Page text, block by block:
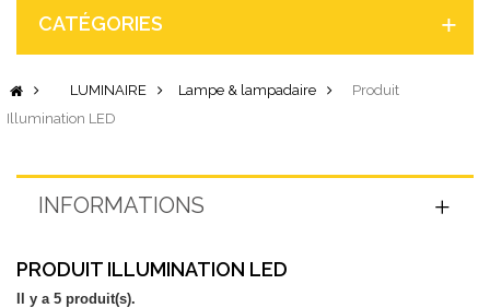
CATÉGORIES
LUMINAIRE Lampe & lampadaire
Produit
Illumination LED
INFORMATIONS
PRODUIT ILLUMINATION LED
Il y a 5 produit(s).